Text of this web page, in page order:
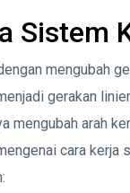
Sistem
mengubah
gerakan
mengubah arah
cara kerja